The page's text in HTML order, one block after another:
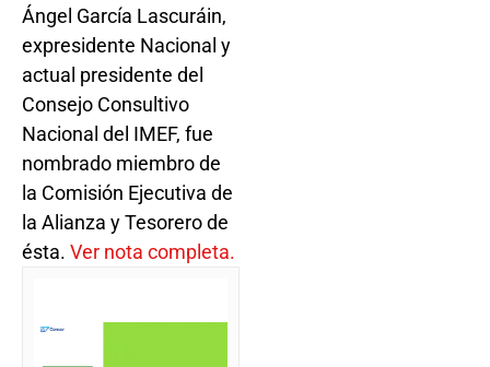
Ángel García Lascuráin,
expresidente Nacional y
actual presidente del
Consejo Consultivo
Nacional del IMEF, fue
nombrado miembro de
la Comisión Ejecutiva de
la Alianza y Tesorero de
ésta. Ver nota completa.